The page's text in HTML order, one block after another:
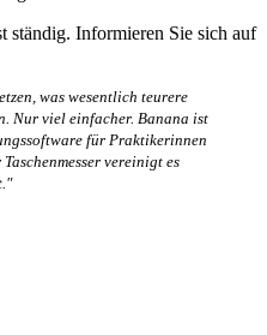
ständig. Informieren Sie sich auf
was wesentlich teurere
Nur viel einfacher. Banana ist
für Praktikerinnen
vereinigt es